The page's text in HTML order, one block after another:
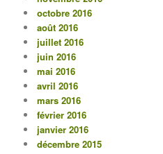
octobre 2016
août 2016
juillet 2016
juin 2016
mai 2016
avril 2016
mars 2016
février 2016
janvier 2016
décembre 2015